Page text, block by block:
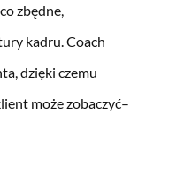
zbędne,
kadru. Coach
dzięki czemu
może zobaczyć–